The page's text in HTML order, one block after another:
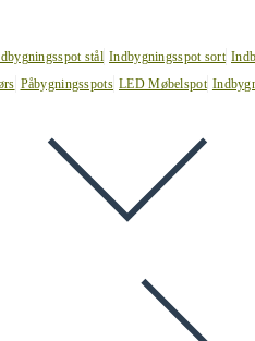
stål Indbygningsspot sort
Påbygningsspots LED Møbelspot